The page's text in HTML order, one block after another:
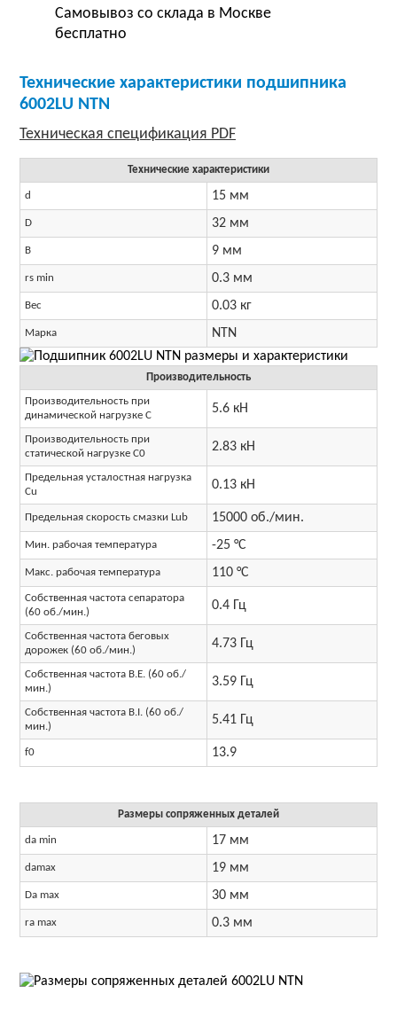
Самовывоз со склада в Москве
бесплатно
Технические характеристики подшипника
6002LU NTN
Технические характеристики
d 15 мм
D 32 мм
B 9 мм
rs min 0.3 мм
Вес 0.03 кг
Марка NTN
Производительность
Производительность при
динамической нагрузке C
5.6 кН
Производительность при
статической нагрузке C0
2.83 кН
Предельная усталостная нагрузка
Cu
0.13 кН
Предельная скорость смазки Lub 15000 об./мин.
Мин. рабочая температура -25 °C
Макс. рабочая температура 110 °C
Собственная частота сепаратора
(60 об./мин.)
0.4 Гц
Собственная частота беговых
дорожек (60 об./мин.)
4.73 Гц
Собственная частота B.E. (60 об./
мин.)
3.59 Гц
Собственная частота B.I. (60 об./
мин.)
5.41 Гц
f0 13.9
Размеры сопряженных деталей
da min 17 мм
damax 19 мм
Da max 30 мм
ra max 0.3 мм